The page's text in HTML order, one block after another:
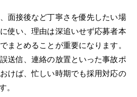
面接後など丁寧さを優先したい場
使い、理由は深追いせず応募者本
まとめることが重要になります。
送信、連絡の放置といった事故ポ
けば、忙しい時期でも採用対応の
。